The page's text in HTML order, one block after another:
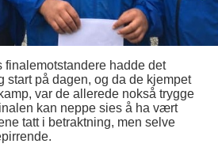
finalemotstandere hadde det
på dagen, og da de kjempet
var de allerede nokså trygge
kan neppe sies å ha vært
tatt i betraktning, men selve